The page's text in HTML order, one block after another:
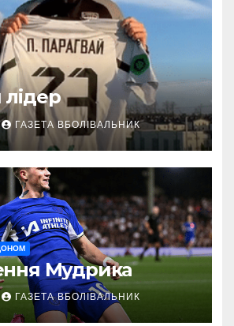
ГАЗЕТА ВБОЛІВАЛЬНИК
Мудрика
ГАЗЕТА ВБОЛІВАЛЬНИК